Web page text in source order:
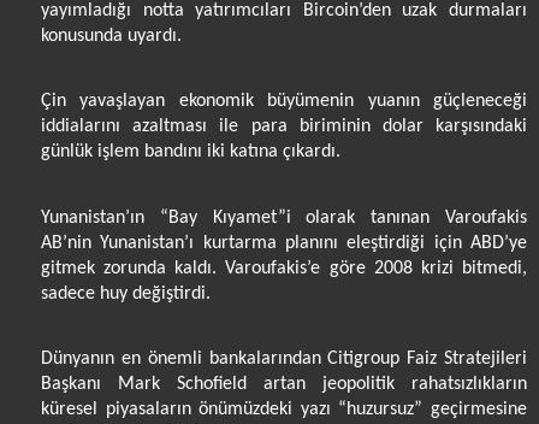
yayımladığı notta yatırımcıları Bircoin’den uzak durmaları
konusunda uyardı.
Çin yavaşlayan ekonomik büyümenin yuanın güçleneceği
iddialarını azaltması ile para biriminin dolar karşısındaki
günlük işlem bandını iki katına çıkardı.
Yunanistan’ın “Bay Kıyamet”i olarak tanınan Varoufakis
AB’nin Yunanistan’ı kurtarma planını eleştirdiği için ABD’ye
gitmek zorunda kaldı. Varoufakis’e göre 2008 krizi bitmedi,
sadece huy değiştirdi.
Dünyanın en önemli bankalarından Citigroup Faiz Stratejileri
Başkanı Mark Schofield artan jeopolitik rahatsızlıkların
küresel piyasaların önümüzdeki yazı “huzursuz” geçirmesine